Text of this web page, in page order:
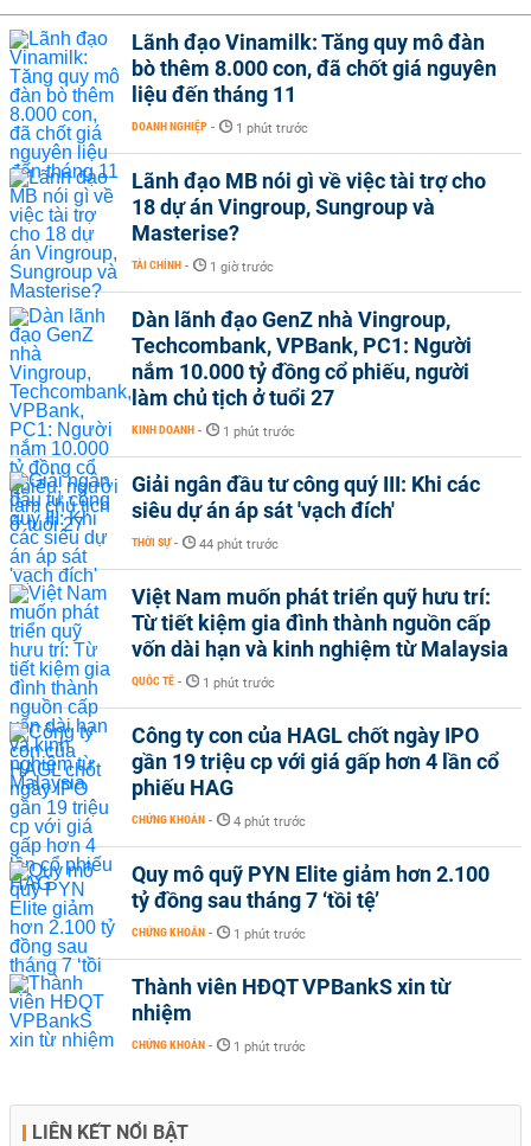
Lãnh đạo Vinamilk: Tăng quy mô đàn
bò thêm 8.000 con, đã chốt giá nguyên
liệu đến tháng 11
DOANH NGHIỆP - 1 phút trước
Lãnh đạo MB nói gì về việc tài trợ cho
18 dự án Vingroup, Sungroup và
Masterise?
TÀI CHÍNH - 1 giờ trước
Dàn lãnh đạo GenZ nhà Vingroup,
Techcombank, VPBank, PC1: Người
nắm 10.000 tỷ đồng cổ phiếu, người
làm chủ tịch ở tuổi 27
KINH DOANH - 1 phút trước
Giải ngân đầu tư công quý III: Khi các
siêu dự án áp sát 'vạch đích'
THỜI SỰ - 44 phút trước
Việt Nam muốn phát triển quỹ hưu trí:
Từ tiết kiệm gia đình thành nguồn cấp
vốn dài hạn và kinh nghiệm từ Malaysia
QUỐC TẾ - 1 phút trước
Công ty con của HAGL chốt ngày IPO
gần 19 triệu cp với giá gấp hơn 4 lần cổ
phiếu HAG
CHỨNG KHOÁN - 4 phút trước
Quy mô quỹ PYN Elite giảm hơn 2.100
tỷ đồng sau tháng 7 ‘tồi tệ’
CHỨNG KHOÁN - 1 phút trước
Thành viên HĐQT VPBankS xin từ
nhiệm
CHỨNG KHOÁN - 1 phút trước
LIÊN KẾT NỔI BẬT